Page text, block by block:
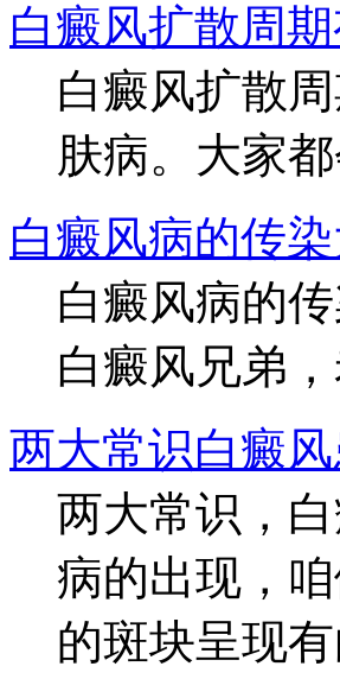
白癜风扩散周
白癜风扩散
肤病。大家
白癜风病的传
白癜风病的
白癜风兄弟
两大常识白癜
两大常识，
病的出现，
的斑块呈现